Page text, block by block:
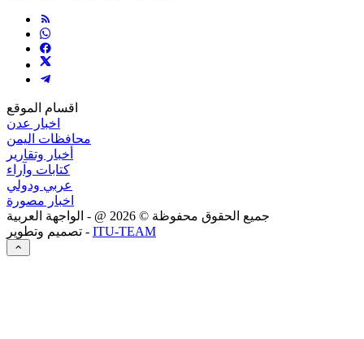
اقسام الموقع
اخبار عدن
محافظات اليمن
أخبار وتقارير
كتابات وآراء
عربي ودولي
اخبار مصورة
جميع الحقوق محفوظة © 2026 @ - الواجهة العربية
تصميم وتطوير - ITU-TEAM